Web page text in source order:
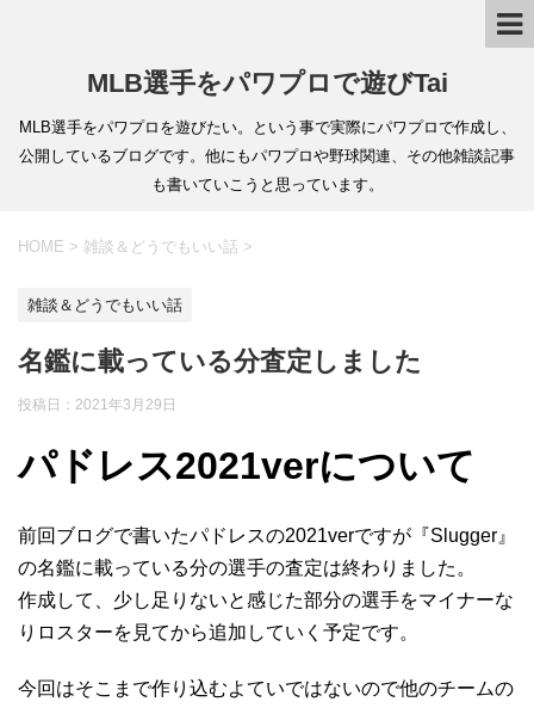
MLB選手をパワプロで遊びTai
MLB選手をパワプロを遊びたい。という事で実際にパワプロで作成し、
公開しているブログです。他にもパワプロや野球関連、その他雑談記事
も書いていこうと思っています。
HOME > 雑談＆どうでもいい話 >
雑談＆どうでもいい話
名鑑に載っている分査定しました
投稿日： 2021年3月29日
パドレス2021verについて
前回ブログで書いたパドレスの2021verですが『Slugger』
の名鑑に載っている分の選手の査定は終わりました。
作成して、少し足りないと感じた部分の選手をマイナーな
りロスターを見てから追加していく予定です。
今回はそこまで作り込むよていではないので他のチームの